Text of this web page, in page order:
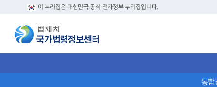
이 누리집은 대한민국 공식 전자정부 누리집입니다.
통합